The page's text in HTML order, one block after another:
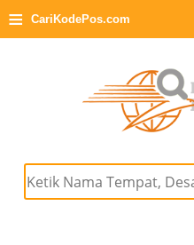
≡ CariKodePos.com